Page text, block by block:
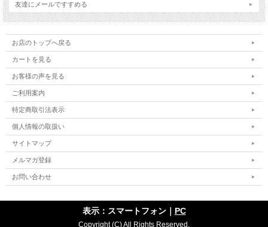
友達にメールですすめる
お店のトップへ戻る
カートを見る
お客様の声を見る
ご利用案内
特定商取引法表示
個人情報の取扱い
サイトマップ
メルマガ登録
お問い合わせ
表示：スマートフォン｜ PC
Copyright (C) All Rights Reserved.